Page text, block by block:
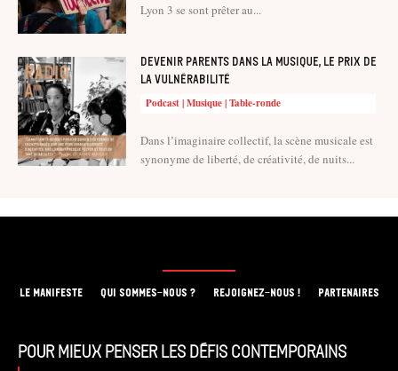
Lyon 3 se sont prêter au...
Devenir parents dans la musique, le prix de
la vulnérabilité
Podcast | Musique | Table-ronde
Dans l’imaginaire collectif, la scène musicale est
synonyme de liberté, de créativité, de nuits...
LE MANIFESTE QUI SOMMES-NOUS ? REJOIGNEZ-NOUS ! PARTENAIRES
Pour mieux penser les défis contemporains